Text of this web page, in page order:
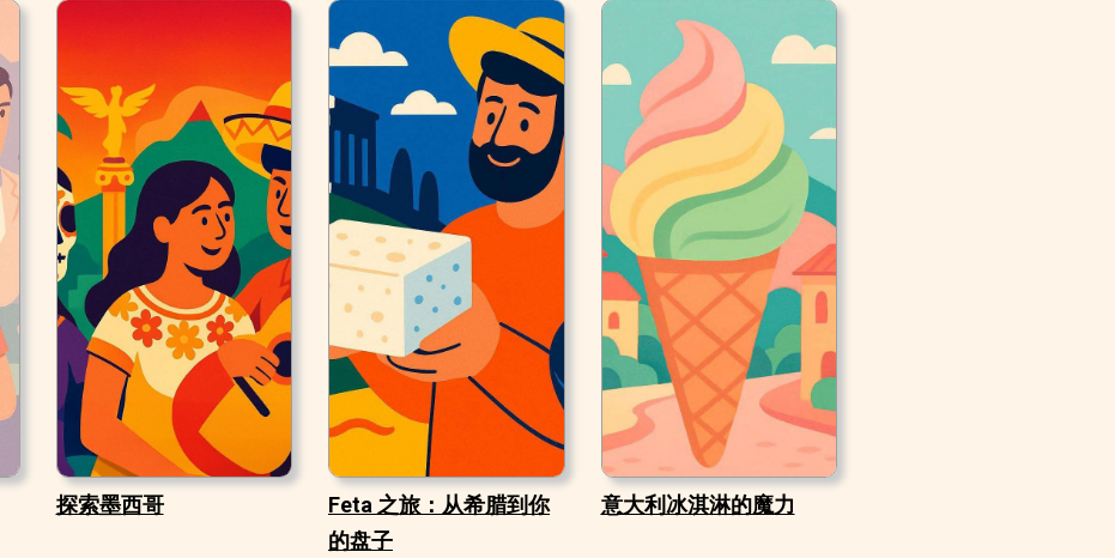
探索墨西哥
Feta 之旅：从希腊到你
的盘子
意大利冰淇淋的魔力